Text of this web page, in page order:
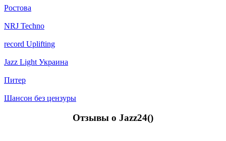
Ростова
NRJ Techno
record Uplifting
Jazz Light Украина
Питер
Шансон без цензуры
Отзывы о Jazz24()